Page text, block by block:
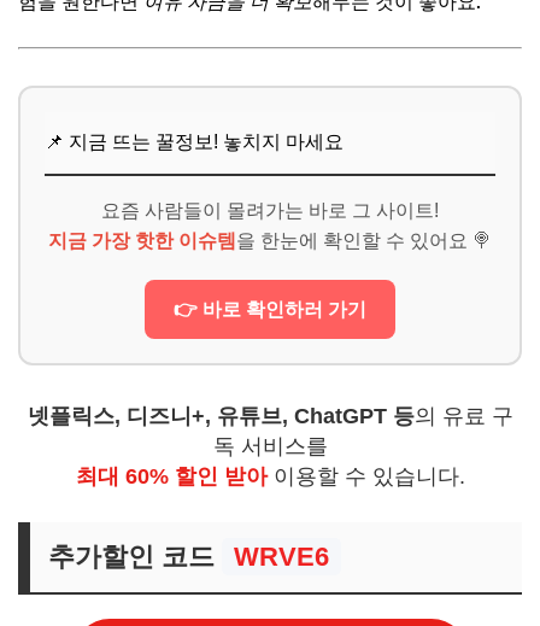
📌 지금 뜨는 꿀정보! 놓치지 마세요
요즘 사람들이 몰려가는 바로 그 사이트!
지금 가장 핫한 이슈템 을 한눈에 확인할 수 있어요 🍭
👉 바로 확인하러 가기
넷플릭스, 디즈니+, 유튜브, ChatGPT 등의 유료 구
독 서비스를
최대 60% 할인 받아이용할 수 있습니다.
추가할인 코드 WRVE6